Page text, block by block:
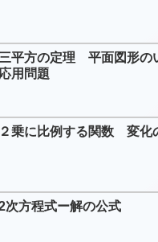
三平方の定理 平面図形の
応用問題
２乗に比例する関数 変化
次方程式ー解の公式